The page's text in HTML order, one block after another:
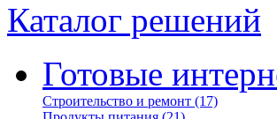
Каталог решений
Готовые
Строительство и ремонт (17)